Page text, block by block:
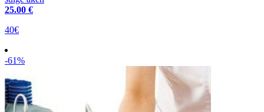
25.00 €
40€
-61%